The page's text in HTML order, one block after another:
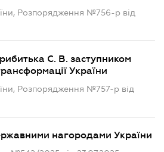
Розпорядження №756-р від
С. В. заступником
України
Розпорядження №757-р від
нагородами України